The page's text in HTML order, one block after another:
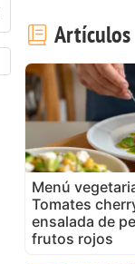
Artículos
Menú
Tomates
ensalada de
frutos rojos